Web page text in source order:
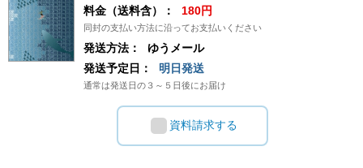
料金（送料含）： 180円
同封の支払い方法に沿ってお支払いください
発送方法：
ゆうメール
発送予定日：
明日発送
通常は発送日の３～５日後にお届け
資料請求する